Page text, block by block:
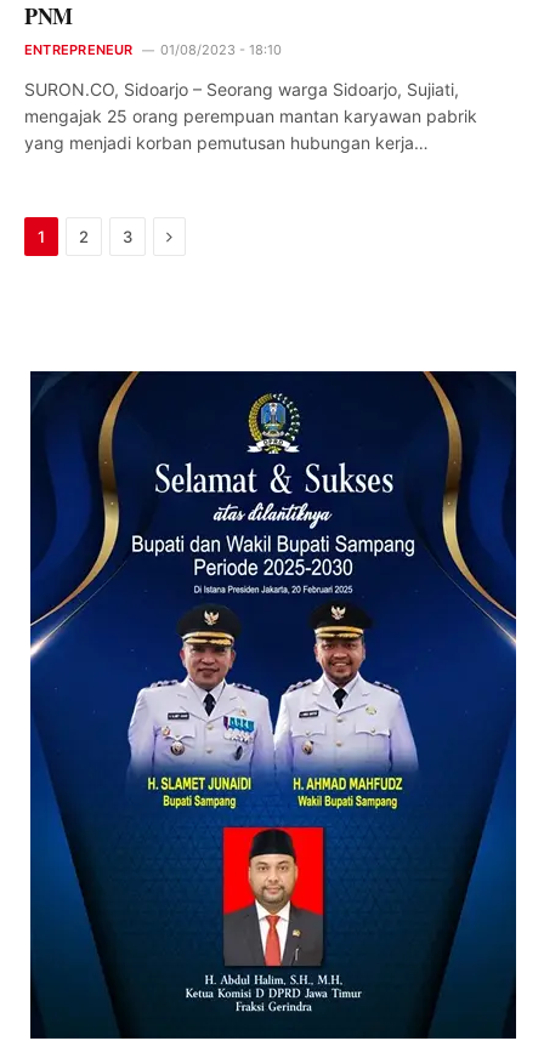
PNM
ENTREPRENEUR 01/08/2023 - 18:10
SURON.CO, Sidoarjo – Seorang warga Sidoarjo, Sujiati,
mengajak 25 orang perempuan mantan karyawan pabrik
yang menjadi korban pemutusan hubungan kerja…
1 2 3 Next